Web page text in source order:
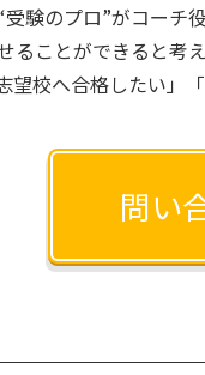
験のプロ”がコー
ることができると
望校へ合格したい」
問い